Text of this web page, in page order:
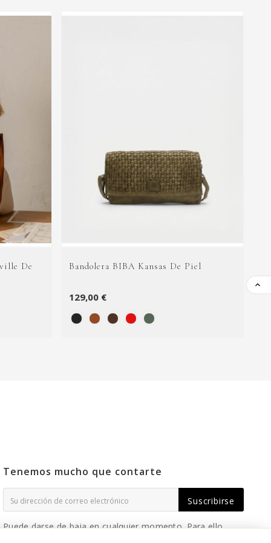
De
Bandolera BIBA Kansas De Piel
129,00 €
Tenemos mucho que contarte
Suscribirse
Puede darse de baja en cualquier momento. Para ello,
